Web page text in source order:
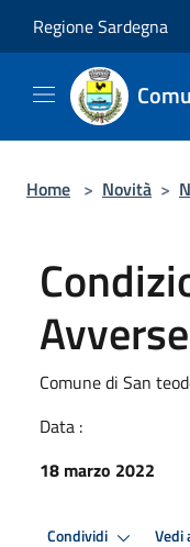
Regione Sardegna
Home > Novità >
Avverse
Comune di San
Data :
18 marzo 2022
Condividi Vedi